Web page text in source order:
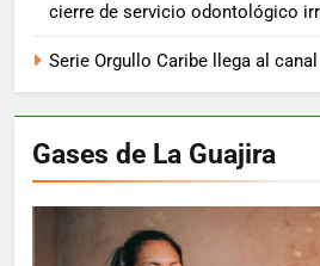
cierre de servicio odontológico
Serie Orgullo Caribe llega al
Gases de La Guajira